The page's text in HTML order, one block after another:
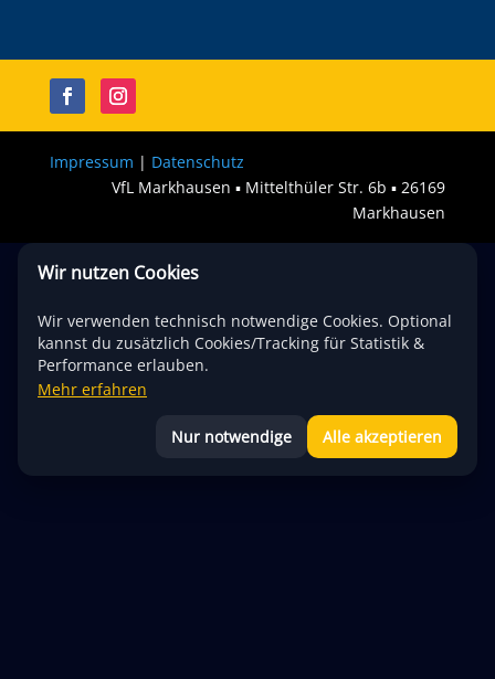
Impressum | Datenschutz
VfL Markhausen ▪︎ Mittelthüler Str. 6b ▪︎ 26169
Markhausen
Wir nutzen Cookies
Wir verwenden technisch notwendige Cookies. Optional
kannst du zusätzlich Cookies/Tracking für Statistik &
Performance erlauben.
Mehr erfahren
Nur notwendige Alle akzeptieren